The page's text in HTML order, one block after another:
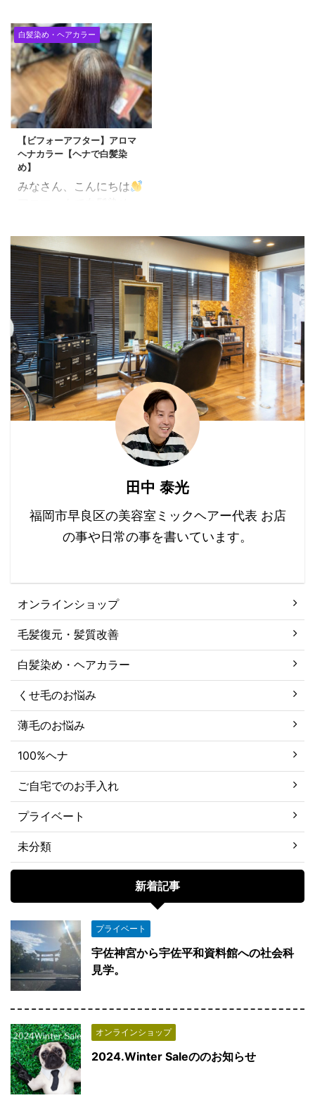
平日の昼間というのに、
整理券をもらわないと入
店できないという、、、
なんとも生意気な第一印
象です。笑 しかしなが
ら、外観がオシャレ！さ
すがです。。。。 約 ...
ても難しいかと思いま
す。 何で染めればいいの
か・・・ そんなわけで
MIC.HAIRで使用してい
るヘアカラーで説明しよ
うかと思います。 カラー
剤についてあれこれ考え
ると、かえって頭がこん
がらがるので シンプルに
選択します。 染毛力、持
続性、仕上がりを最優先
特にヒリヒリしたことも
ない。 ジアミンアレルギ
ーなどもない。 根元の白
髪をしっかり染めたい。
明るく白髪染めをした
い。 通常 ...
ボリュームを増やす科学
実践方法：日常生活でで
きること 専門的治療法と
その応用 まとめと今後の
展望 FAQ 髪の成長の基
礎知識 髪の毛は、毛根か
ら成長 ...
白髪染め・ヘアカラー
【ビフォーアフター】アロマ
ヘナカラー【ヘナで白髪染
め】
みなさん、こんにちは
ーをミックスさせて、 持
続性、色合いをコントロ
ールできます。 過酸化水
素水、アルカリ剤に反応
する方は、 通常のカラー
で染めることはキツイか
と思いますので、 頭皮が
敏感な方や髪の毛のダメ
ージを気にされる方にオ
ススメのカラー剤です。
たっぷり塗って放置時間
30分。 仕上がりです。
田中 泰光
福岡市早良区の美容室ミックヘアー代表 お店
の事や日常の事を書いています。
オンラインショップ
毛髪復元・髪質改善
白髪染め・ヘアカラー
くせ毛のお悩み
薄毛のお悩み
100%ヘナ
ご自宅でのお手入れ
プライベート
未分類
新着記事
プライベート
宇佐神宮から宇佐平和資料館への社会科
見学。
オンラインショップ
2024.Winter Saleののお知らせ